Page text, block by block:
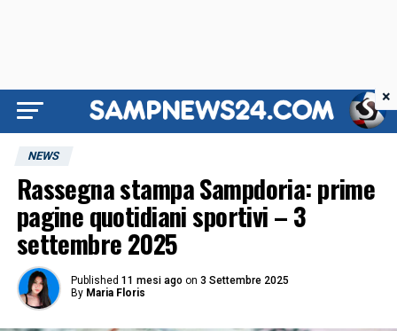
NEWS
Rassegna stampa Sampdoria: prime
pagine quotidiani sportivi – 3
settembre 2025
Published 11 mesi ago on 3 Settembre 2025
By Maria Floris
×